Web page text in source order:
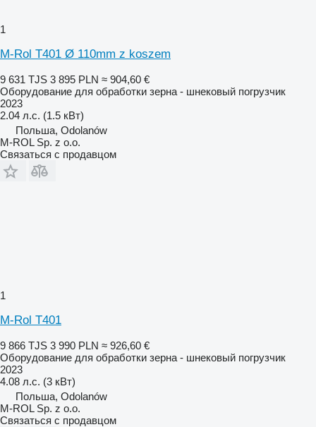
1
M-Rol T401 Ø 110mm z koszem
9 631 TJS 3 895 PLN ≈ 904,60 €
Оборудование для обработки зерна - шнековый погрузчик
2023
2.04 л.с. (1.5 кВт)
Польша, Odolanów
M-ROL Sp. z o.o.
Связаться с продавцом
1
M-Rol T401
9 866 TJS 3 990 PLN ≈ 926,60 €
Оборудование для обработки зерна - шнековый погрузчик
2023
4.08 л.с. (3 кВт)
Польша, Odolanów
M-ROL Sp. z o.o.
Связаться с продавцом